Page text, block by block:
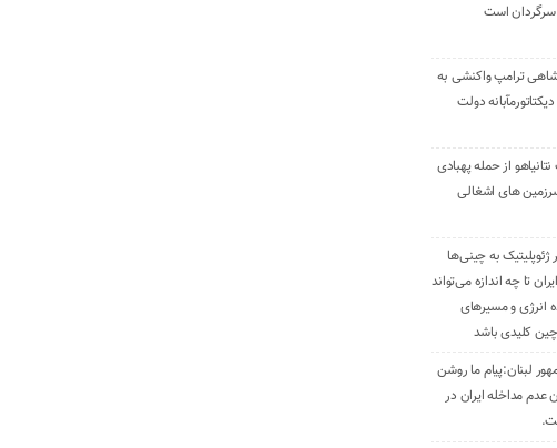
است
ترامپ واکنشی به
دولت
از حمله پهبادی
های اشغالی
ژئوپلیتیک به چینی‌ها
تا چه اندازه می‌تواند
انرژی و مسیرهای
چین کلیدی باشد
لبنان:پیام ما روشن
مداخله ایران در